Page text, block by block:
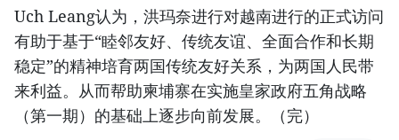
Uch Leang认为，洪玛奈进行对越南进行的正式访问
有助于基于“睦邻友好、传统友谊、全面合作和长期
稳定”的精神培育两国传统友好关系，为两国人民带
来利益。从而帮助柬埔寨在实施皇家政府五角战略
（第一期）的基础上逐步向前发展。（完）